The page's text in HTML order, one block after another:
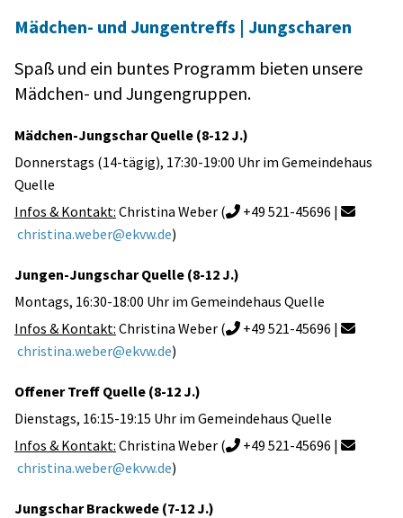
Mädchen- und Jungentreffs | Jungscharen
Spaß und ein buntes Programm bieten unsere
Mädchen- und Jungengruppen.
Mädchen-Jungschar Quelle (8-12 J.)
Donnerstags (14-tägig), 17:30-19:00 Uhr im Gemeindehaus
Quelle
Infos & Kontakt: Christina Weber ( +49 521-45696 | 
christina.weber@ekvw.de)
Jungen-Jungschar Quelle (8-12 J.)
Montags, 16:30-18:00 Uhr im Gemeindehaus Quelle
Infos & Kontakt: Christina Weber ( +49 521-45696 | 
christina.weber@ekvw.de)
Offener Treff Quelle (8-12 J.)
Dienstags, 16:15-19:15 Uhr im Gemeindehaus Quelle
Infos & Kontakt: Christina Weber ( +49 521-45696 | 
christina.weber@ekvw.de)
Jungschar Brackwede (7-12 J.)